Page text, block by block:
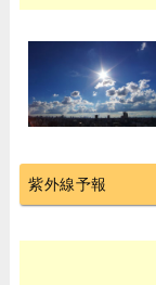
紫外線予報